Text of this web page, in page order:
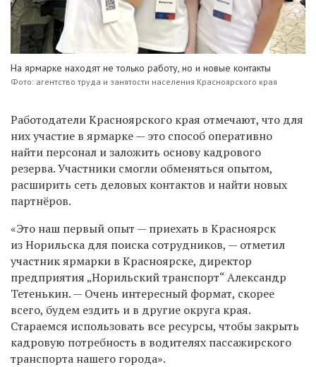
На ярмарке находят не только работу, но и новые контакты
Фото: агентство труда и занятости населения Красноярского края
Работодатели Красноярского края отмечают, что для
них участие в ярмарке — это способ оперативно
найти персонал и заложить основу кадрового
резерва. Участники смогли обменяться опытом,
расширить сеть деловых контактов и найти новых
партнёров.
«Это наш первый опыт — приехать в Красноярск
из Норильска для поиска сотрудников, — отметил
участник ярмарки в Красноярске, директор
предприятия „Норильский транспорт“ Александр
Тетенькин. — Очень интересный формат, скорее
всего, будем ездить и в другие округа края.
Стараемся использовать все ресурсы, чтобы закрыть
кадровую потребность в водителях пассажирского
транспорта нашего города».